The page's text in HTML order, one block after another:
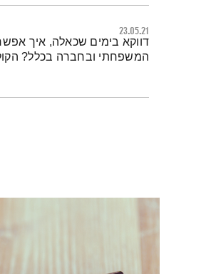
23.05.21
תמצית הפודקאסט
דווקא בימים שכאלה, איך
המשפחתי ובחברה בכלל?